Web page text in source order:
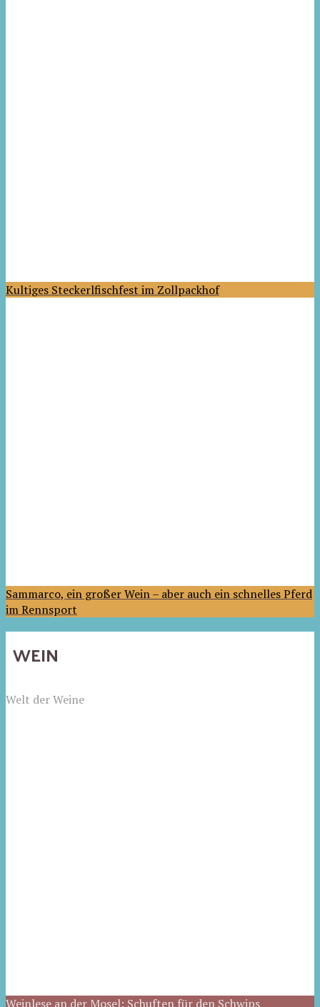
Kultiges Steckerlfischfest im Zollpackhof
Sammarco, ein großer Wein – aber auch ein schnelles Pferd
im Rennsport
WEIN
Welt der Weine
Weinlese an der Mosel: Schuften für den Schwips